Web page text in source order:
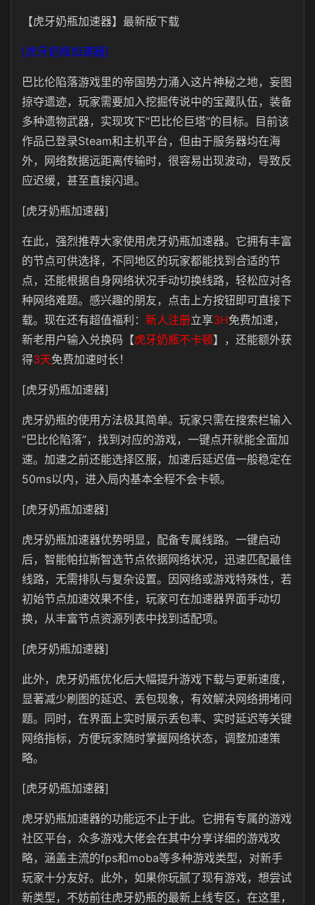
【虎牙奶瓶加速器】最新版下载
[虎牙奶瓶加速器]
巴比伦陷落游戏里的帝国势力涌入这片神秘之地，妄图
掠夺遗迹，玩家需要加入挖掘传说中的宝藏队伍，装备
多种遗物武器，实现攻下“巴比伦巨塔”的目标。目前该
作品已登录Steam和主机平台，但由于服务器均在海
外，网络数据远距离传输时，很容易出现波动，导致反
应迟缓，甚至直接闪退。
[虎牙奶瓶加速器]
在此，强烈推荐大家使用虎牙奶瓶加速器。它拥有丰富
的节点可供选择，不同地区的玩家都能找到合适的节
点，还能根据自身网络状况手动切换线路，轻松应对各
种网络难题。感兴趣的朋友，点击上方按钮即可直接下
载。现在还有超值福利： 新人注册立享3H免费加速，
新老用户输入兑换码 【虎牙奶瓶不卡顿】
，还能额外获
得3天免费加速时长！
[虎牙奶瓶加速器]
虎牙奶瓶的使用方法极其简单。玩家只需在搜索栏输入
“巴比伦陷落”，找到对应的游戏，一键点开就能全面加
速。加速之前还能选择区服，加速后延迟值一般稳定在
50ms以内，进入局内基本全程不会卡顿。
[虎牙奶瓶加速器]
虎牙奶瓶加速器优势明显，配备专属线路。一键启动
后，智能帕拉斯智选节点依据网络状况，迅速匹配最佳
线路，无需排队与复杂设置。因网络或游戏特殊性，若
初始节点加速效果不佳，玩家可在加速器界面手动切
换，从丰富节点资源列表中找到适配项。
[虎牙奶瓶加速器]
此外，虎牙奶瓶优化后大幅提升游戏下载与更新速度，
显著减少刷图的延迟、丢包现象，有效解决网络拥堵问
题。同时，在界面上实时展示丢包率、实时延迟等关键
网络指标，方便玩家随时掌握网络状态，调整加速策
略。
[虎牙奶瓶加速器]
虎牙奶瓶加速器的功能远不止于此。它拥有专属的游戏
社区平台，众多游戏大佬会在其中分享详细的游戏攻
略，涵盖主流的fps和moba等多种游戏类型，对新手
玩家十分友好。此外，如果你玩腻了现有游戏，想尝试
新类型，不妨前往虎牙奶瓶的最新上线专区，在这里，